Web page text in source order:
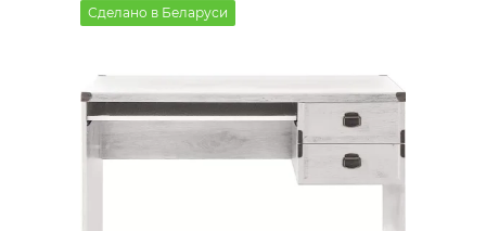
Сделано в Беларуси